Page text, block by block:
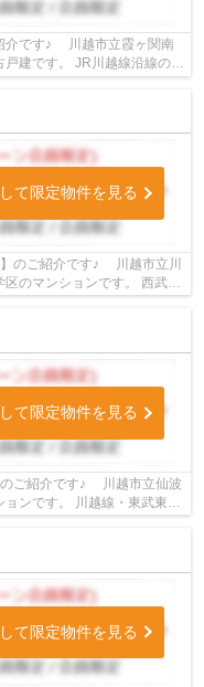
介です♪ 川越市立霞ヶ関南
建です。 JR川越線沿線の中
お気...
て限定物件を見る
のご紹介です♪ 川越市立川
のマンションです。 西武新
て限定物件を見る
ご紹介です♪ 川越市立仙波
ンです。 川越線・東武東上
て限定物件を見る